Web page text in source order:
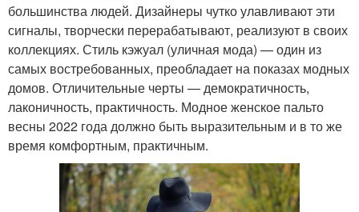
большинства людей. Дизайнеры чутко улавливают эти
сигналы, творчески перерабатывают, реализуют в своих
коллекциях. Стиль кэжуал (уличная мода) — один из
самых востребованных, преобладает на показах модных
домов. Отличительные черты — демократичность,
лаконичность, практичность. Модное женское пальто
весны 2022 года должно быть выразительным и в то же
время комфортным, практичным.